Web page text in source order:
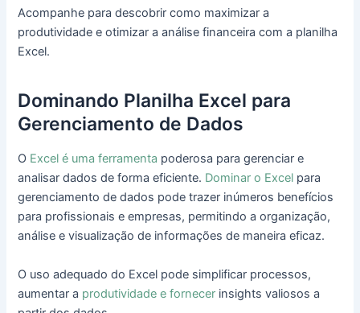
Acompanhe para descobrir como maximizar a
produtividade e otimizar a análise financeira com a planilha
Excel.
Dominando Planilha Excel para
Gerenciamento de Dados
O Excel é uma ferramenta poderosa para gerenciar e
analisar dados de forma eficiente. Dominar o Excel para
gerenciamento de dados pode trazer inúmeros benefícios
para profissionais e empresas, permitindo a organização,
análise e visualização de informações de maneira eficaz.
O uso adequado do Excel pode simplificar processos,
aumentar a produtividade e fornecer insights valiosos a